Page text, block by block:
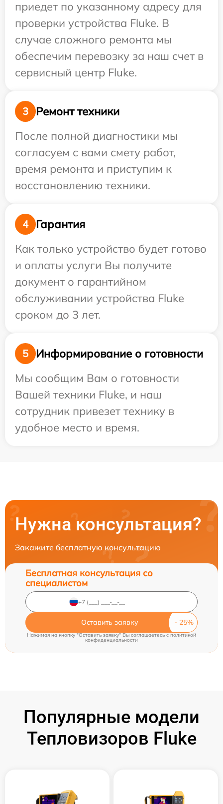
приедет по указанному адресу для
проверки устройства Fluke. В
случае сложного ремонта мы
обеспечим перевозку за наш счет в
сервисный центр Fluke.
3
Ремонт техники
После полной диагностики мы
согласуем с вами смету работ,
время ремонта и приступим к
восстановлению техники.
4
Гарантия
Как только устройство будет готово
и оплаты услуги Вы получите
документ о гарантийном
обслуживании устройства Fluke
сроком до 3 лет.
5
Информирование о готовности
Мы сообщим Вам о готовности
Вашей техники Fluke, и наш
сотрудник привезет технику в
удобное место и время.
Нужна консультация?
Закажите бесплатную консультацию
Бесплатная консультация со
специалистом
Оставить заявку
Нажимая на кнопку "Оставить заявку" Вы соглашаетесь cполитикой
конфиденциальности
Популярные модели
Тепловизоров Fluke